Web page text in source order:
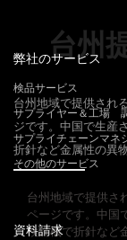
台州
台州地域で提供され
ジです。中国で生産
折針など金属性の異
台州地域で提供さ
ページです。中国
検針機で折針など
弊社のサービス
検品サービス
サプライヤー＆工場
サプライチェーンマネ
その他のサービス
資料請求